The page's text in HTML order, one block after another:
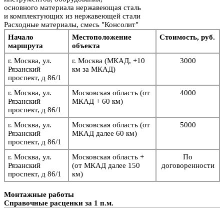
основного материала нержавеющая сталь
и комплектующих из нержавеющей стали
Расходные материалы, смесь "Консолит"
Начало
маршрута
Местоположение
объекта
Стоимость, руб.
г. Москва, ул.
Рязанский
проспект, д 86/1
г. Москва (МКАД, +10
км за МКАД)
3000
г. Москва, ул.
Рязанский
проспект, д 86/1
Московская область (от
МКАД + 60 км)
4000
г. Москва, ул.
Рязанский
проспект, д 86/1
Московская область (от
МКАД далее 60 км)
5000
г. Москва, ул.
Рязанский
проспект, д 86/1
Московская область +
(от МКАД далее 150
км)
По
договоренности
Монтажные работы
Справочные расценки за 1 п.м.